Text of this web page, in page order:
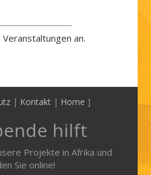
an.
| Kontakt | Home ]
hilft
Projekte in Afrika und
Sie online!